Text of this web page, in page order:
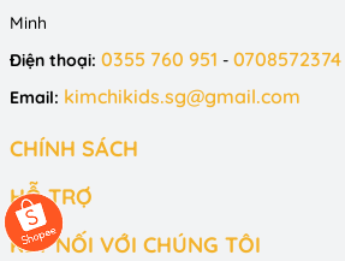
Minh
Điện thoại: 0355 760 951 - 0708572374
Email: kimchikids.sg@gmail.com
CHÍNH SÁCH
HỖ TRỢ
KẾT NỐI VỚI CHÚNG TÔI